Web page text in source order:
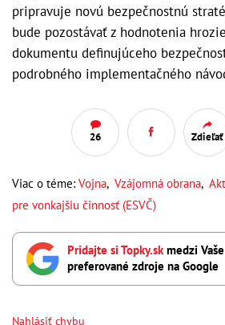
pripravuje novú bezpečnostnú
bude pozostávať z hodnotenia
dokumentu definujúceho
podrobného implementačného
26 Zdieľať
Viac o téme: Vojna, Vzájomná obrana,
pre vonkajšiu činnosť (ESVČ)
Pridajte si Topky.skmedzi Vaše
preferované zdroje na Google
Nahlásiť chybu